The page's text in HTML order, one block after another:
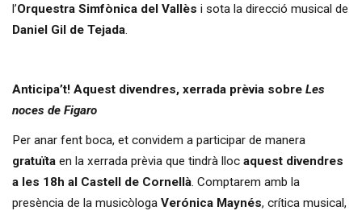
l’Orquestra Simfònica del Vallès i sota la direcció musical de
Daniel Gil de Tejada.
Anticipa’t! Aquest divendres, xerrada prèvia sobreLes
noces de Figaro
Per anar fent boca, et convidem a participar de manera
gratuïta en la xerrada prèvia que tindrà llocaquest divendres
a les 18h al Castell de Cornellà. Comptarem amb la
presència de la musicòlogaVerónica Maynés, crítica musical,